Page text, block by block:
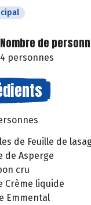
Nombre de
4 personnes
de Feuille de
de Asperge
cru
Crème liquide
Emmental